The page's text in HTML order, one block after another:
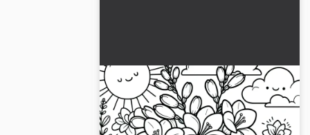
Pieniä yksisarvisia fresioiden
kanssa: Söpö värityskuva
lataamiseen (ilmainen)
Taikalampaita ja fresioita odottavat sinua!